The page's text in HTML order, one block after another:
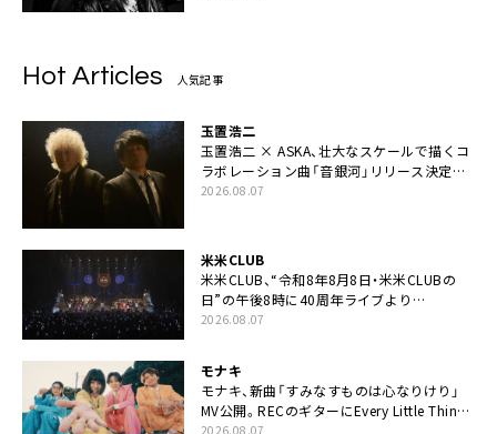
Hot Articles 人気記事
玉置浩二
玉置浩二 × ASKA、壮大なスケールで描くコ
ラボレーション曲「音銀河」リリース決定。
カップリングには新曲「命の宿り」収録も
2026.08.07
米米CLUB
米米CLUB、“令和8年8月8日・米米CLUBの
日”の午後8時に40周年ライブより
「FANtachy medley」を88年限定公開
2026.08.07
モナキ
モナキ、新曲「すみなすものは心なりけり」
MV公開。RECのギターにEvery Little Thing・
2026.08.07